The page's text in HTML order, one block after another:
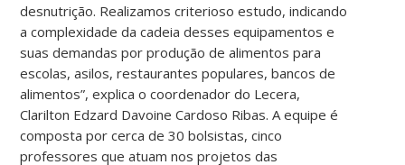
desnutrição. Realizamos criterioso estudo, indicando
a complexidade da cadeia desses equipamentos e
suas demandas por produção de alimentos para
escolas, asilos, restaurantes populares, bancos de
alimentos”, explica o coordenador do Lecera,
Clarilton Edzard Davoine Cardoso Ribas. A equipe é
composta por cerca de 30 bolsistas, cinco
professores que atuam nos projetos das